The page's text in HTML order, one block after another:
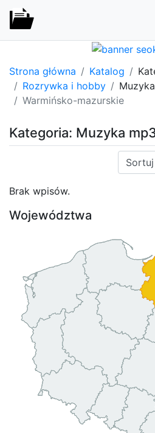
Strona główna Katalog
Rozrywka i hobby
Warmińsko-mazurskie
Kategoria: Muzyka
Sortuj:
Brak wpisów.
Województwa